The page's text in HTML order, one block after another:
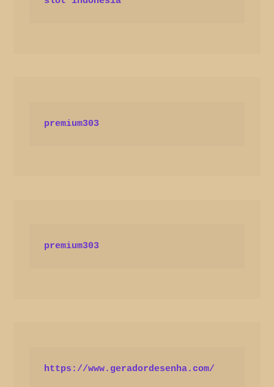
premium303
premium303
https://www.geradordesenha.com/